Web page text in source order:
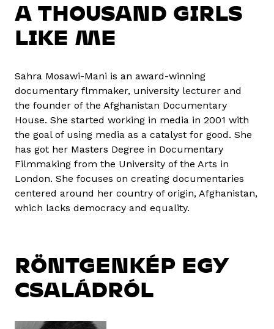
A THOUSAND GIRLS
LIKE ME
Sahra Mosawi-Mani is an award-winning
documentary flmmaker, university lecturer and
the founder of the Afghanistan Documentary
House. She started working in media in 2001 with
the goal of using media as a catalyst for good. She
has got her Masters Degree in Documentary
Filmmaking from the University of the Arts in
London. She focuses on creating documentaries
centered around her country of origin, Afghanistan,
which lacks democracy and equality.
RÖNTGENKÉP EGY
CSALÁDRÓL